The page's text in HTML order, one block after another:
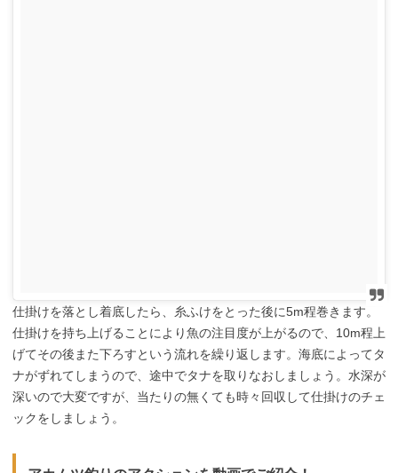
仕掛けを落とし着底したら、糸ふけをとった後に5m程巻きます。
仕掛けを持ち上げることにより魚の注目度が上がるので、10m程上
げてその後また下ろすという流れを繰り返します。海底によってタ
ナがずれてしまうので、途中でタナを取りなおしましょう。水深が
深いので大変ですが、当たりの無くても時々回収して仕掛けのチェ
ックをしましょう。